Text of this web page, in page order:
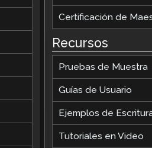
Certificación de
Recursos
Pruebas de Muestra
Guías de Usuario
Ejemplos de
Tutoriales en Video